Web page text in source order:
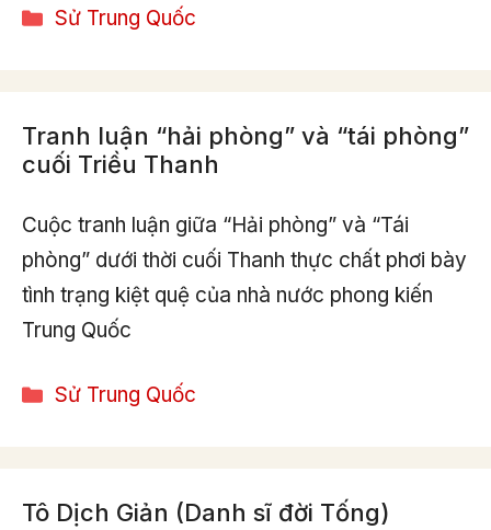
Categories
Sử Trung Quốc
Tranh luận “hải phòng” và “tái phòng”
cuối Triều Thanh
Cuộc tranh luận giữa “Hải phòng” và “Tái
phòng” dưới thời cuối Thanh thực chất phơi bày
tình trạng kiệt quệ của nhà nước phong kiến
Trung Quốc
Categories
Sử Trung Quốc
Tô Dịch Giản (Danh sĩ đời Tống)